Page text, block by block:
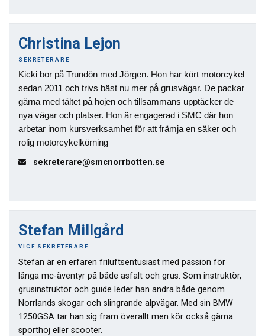
Christina Lejon
SEKRETERARE
Kicki bor på Trundön med Jörgen. Hon har kört motorcykel
sedan 2011 och trivs bäst nu mer på grusvägar. De packar
gärna med tältet på hojen och tillsammans upptäcker de
nya vägar och platser. Hon är engagerad i SMC där hon
arbetar inom kursverksamhet för att främja en säker och
rolig motorcykelkörning
sekreterare@smcnorrbotten.se
Stefan Millgård
VICE SEKRETERARE
Stefan är en erfaren friluftsentusiast med passion för
långa mc-äventyr på både asfalt och grus. Som instruktör,
grusinstruktör och guide leder han andra både genom
Norrlands skogar och slingrande alpvägar. Med sin BMW
1250GSA tar han sig fram överallt men kör också gärna
sporthoj eller scooter.